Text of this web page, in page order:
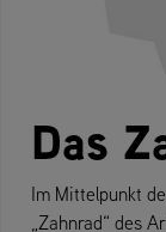
Das
Im Mittelpunkt
„Zahnrad“ des